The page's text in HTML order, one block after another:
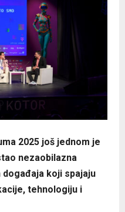
2025 još jednom je
nezaobilazna
koji spajaju
tehnologiju i